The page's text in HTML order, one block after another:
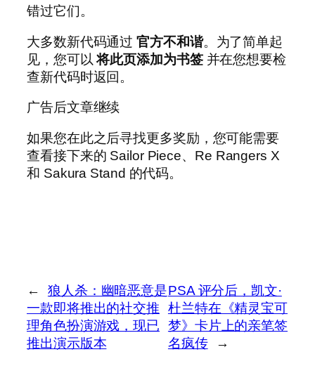
错过它们。
大多数新代码通过官方不和谐。为了简单起
见，您可以将此页添加为书签 并在您想要检
查新代码时返回。
广告后文章继续
如果您在此之后寻找更多奖励，您可能需要
查看接下来的 Sailor Piece、Re Rangers X
和 Sakura Stand 的代码。
←
狼人杀：幽暗恶意是
一款即将推出的社交推
理角色扮演游戏，现已
推出演示版本
PSA 评分后，凯文·
杜兰特在《精灵宝可
梦》卡片上的亲笔签
名疯传
→